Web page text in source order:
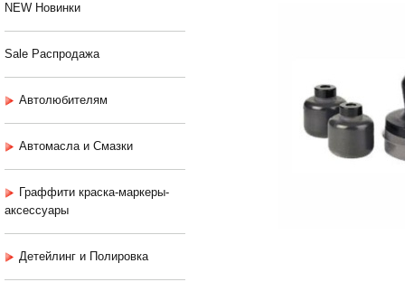
NEW Новинки
Sale Распродажа
Автолюбителям
Автомасла и Смазки
Граффити краска-маркеры-
аксессуары
Детейлинг и Полировка